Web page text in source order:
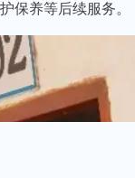
保养等后续服务。